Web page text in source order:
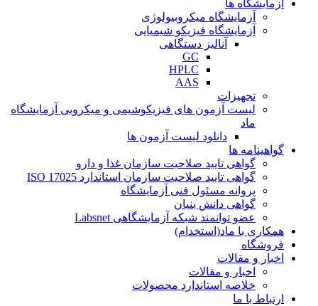
آزمایشگاه ها
آزمایشگاه میکروبیولوژی
آزمایشگاه فیزیکو شیمیایی
آنالیز دستگاهی
GC
HPLC
AAS
تجهیزات
لیست آزمون های فیزیکوشیمی و میکروبی آزمایشگاه
ماد
دانلود لیست آزمون ها
گواهینامه ها
گواهی تایید صلاحیت سازمان غذا و دارو
گواهی تایید صلاحیت سازمان استاندارد ISO 17025
پروانه مسئول فنی آزمایشگاه
گواهی دانش بنیان
عضو توانمند شبکه آزمایشگاهی Labsnet
همکاری با ماد(استخدام)
فروشگاه
اخبار و مقالات
اخبار و مقالات
خلاصه استاندارد محصولات
ارتباط با ما